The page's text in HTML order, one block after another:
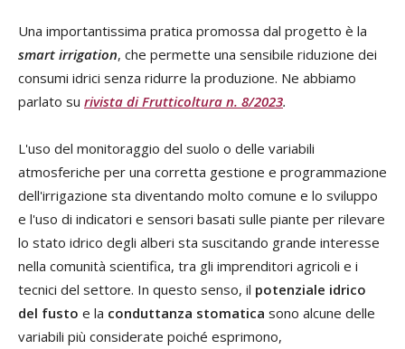
Una importantissima pratica promossa dal progetto è la
smart irrigation, che permette una sensibile riduzione dei
consumi idrici senza ridurre la produzione. Ne abbiamo
parlato su rivista di Frutticoltura n. 8/2023.
L'uso del monitoraggio del suolo o delle variabili
atmosferiche per una corretta gestione e programmazione
dell'irrigazione sta diventando molto comune e lo sviluppo
e l'uso di indicatori e sensori basati sulle piante per rilevare
lo stato idrico degli alberi sta suscitando grande interesse
nella comunità scientifica, tra gli imprenditori agricoli e i
tecnici del settore. In questo senso, il potenziale idrico
del fusto e la conduttanza stomatica sono alcune delle
variabili più considerate poiché esprimono,